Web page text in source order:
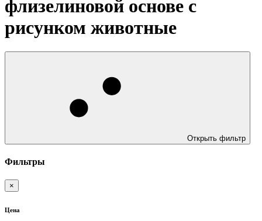
флизелиновой основе с
рисунком животные
Открыть фильтр
Фильтры
×
Цена